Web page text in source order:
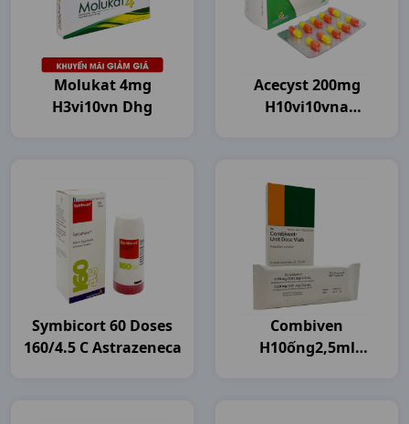
Molukat 4mg
H3vi10vn Dhg
Acecyst 200mg
H10vi10vna
Symbicort 60 Doses
160/4.5 C Astrazeneca
Combiven
H10ống2,5ml